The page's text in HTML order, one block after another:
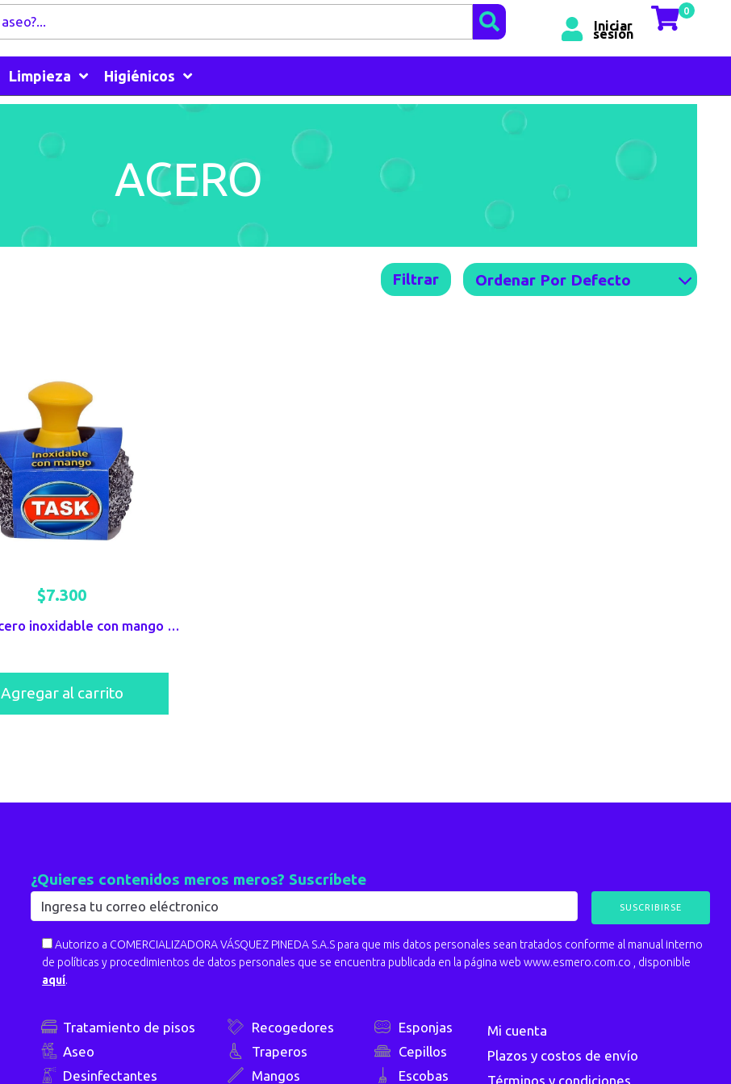
Iniciar
sesión
0
Limpieza Higiénicos
ACERO
Filtrar
Esponja acero inoxidable con mango Task
$7.300
Agregar al carrito
¿Quieres contenidos meros meros? Suscríbete
Autorizo a COMERCIALIZADORA VÁSQUEZ PINEDA S.A.S para que mis datos personales sean tratados conforme al manual interno
de políticas y procedimientos de datos personales que se encuentra publicada en la página web www.esmero.com.co , disponible
aquí.
Tratamiento de pisos
Aseo
Desinfectantes
Recogedores
Traperos
Mangos
Esponjas
Cepillos
Escobas
Mi cuenta
Plazos y costos de envío
Términos y condiciones